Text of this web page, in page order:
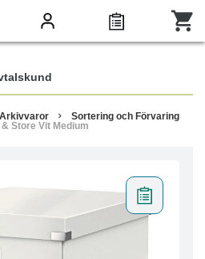
Arkivvaror
Sortering och Förvaring
Store Vit Medium